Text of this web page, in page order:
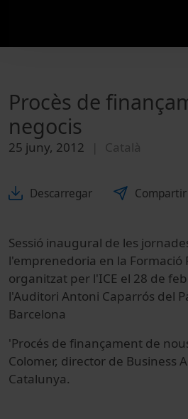
Procès de
negocis
25 juny, 2012 Català
Descarregar Compartir
Sessió inaugural de les
l'emprenedoria en la Formació
organitzat per l'ICE el 28 de
l'Auditori Antoni Caparrós del
Barcelona
'Procés de finançament de
Colomer, director de Business
Catalunya.